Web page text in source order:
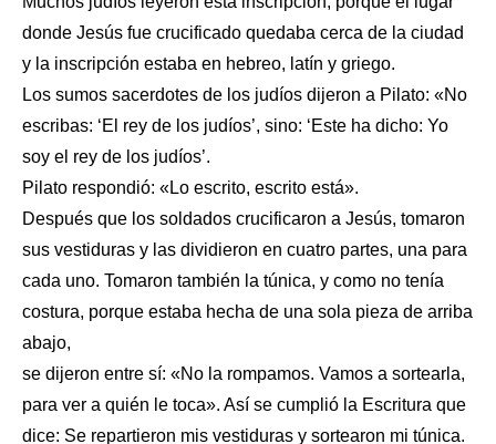
donde Jesús fue crucificado quedaba cerca de la ciudad
y la inscripción estaba en hebreo, latín y griego.
Los sumos sacerdotes de los judíos dijeron a Pilato: «No
escribas: ‘El rey de los judíos’, sino: ‘Este ha dicho: Yo
soy el rey de los judíos’.
Pilato respondió: «Lo escrito, escrito está».
Después que los soldados crucificaron a Jesús, tomaron
sus vestiduras y las dividieron en cuatro partes, una para
cada uno. Tomaron también la túnica, y como no tenía
costura, porque estaba hecha de una sola pieza de arriba
abajo,
se dijeron entre sí: «No la rompamos. Vamos a sortearla,
para ver a quién le toca». Así se cumplió la Escritura que
dice: Se repartieron mis vestiduras y sortearon mi túnica.